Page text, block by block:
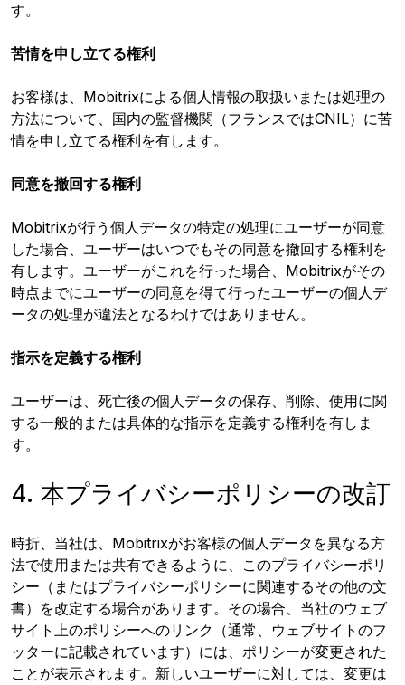
す。
苦情を申し立てる権利
お客様は、Mobitrixによる個人情報の取扱いまたは処理の
方法について、国内の監督機関（フランスではCNIL）に苦
情を申し立てる権利を有します。
同意を撤回する権利
Mobitrixが行う個人データの特定の処理にユーザーが同意
した場合、ユーザーはいつでもその同意を撤回する権利を
有します。ユーザーがこれを行った場合、Mobitrixがその
時点までにユーザーの同意を得て行ったユーザーの個人デ
ータの処理が違法となるわけではありません。
指示を定義する権利
ユーザーは、死亡後の個人データの保存、削除、使用に関
する一般的または具体的な指示を定義する権利を有しま
す。
4. 本プライバシーポリシーの改訂
時折、当社は、Mobitrixがお客様の個人データを異なる方
法で使用または共有できるように、このプライバシーポリ
シー（またはプライバシーポリシーに関連するその他の文
書）を改定する場合があります。その場合、当社のウェブ
サイト上のポリシーへのリンク（通常、ウェブサイトのフ
ッターに記載されています）には、ポリシーが変更された
ことが表示されます。新しいユーザーに対しては、変更は